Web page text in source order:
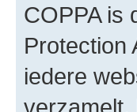
COPPA is
Protection
iedere
verzamelt,